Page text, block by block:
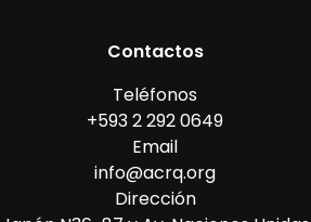
Contactos
Teléfonos
+593 2 292 0649
Email
info@acrq.org
Dirección